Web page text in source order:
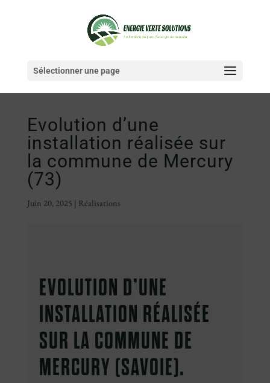
Sélectionner une page
Evolution d’une
installation réalisée sur
la commune de Mercury
(73)
Juin 20, 2025 | Réalisations
EVOLUTION D’UNE
INSTALLATION RÉALISÉE
SUR LA COMMUNE DE
MERCURY (SAVOIE).